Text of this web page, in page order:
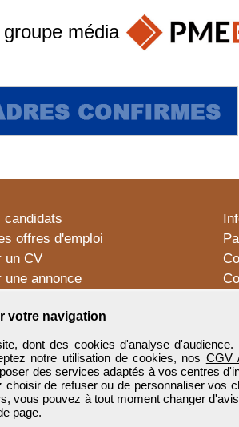
votre navigation
dont des cookies d'analyse d'audience.
notre utilisation de cookies, nos CGV
des services adaptés à vos centres
de refuser ou de personnaliser vos
vous pouvez à tout moment changer
page.
média
candidats
offres d'emploi
un CV
une annonce